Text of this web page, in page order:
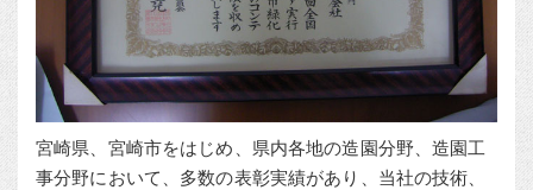
宮崎県、宮崎市をはじめ、県内各地の造園分野、造園工
事分野において、多数の表彰実績があり、当社の技術、